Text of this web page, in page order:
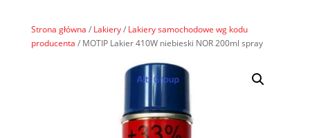
Strona główna / Lakiery/ Lakiery samochodowe wg kodu
producenta / MOTIP Lakier 410W niebieski NOR 200ml spray